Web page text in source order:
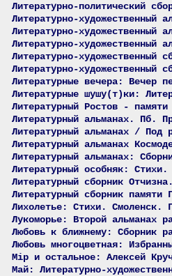
Литературно-политический
Литературно-
Литературно-
Литературно-
Литературно-художественный
Литературно-художественный
Литературные вечера: Вечер
Литературные шушу(т)ки:
Литературный Ростов -
Литературный альманах. Пб.
Литературный альманах /
Литературный альманах
Литературный альманах:
Литературный особняк:
Литературный сборник
Литературный сборник
Лихолетье: Стихи. Смоленск.
Лукоморье: Второй альманах
Любовь к ближнему: Сборник
Любовь многоцветная:
Мiр и остальное: Алексей
Май: Литературно-